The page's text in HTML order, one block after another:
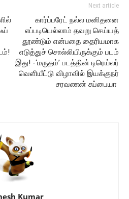
Next article
கார்ப்பரேட் நல்ல மனிதனை
எப்படியெல்லாம் தவறு செய்யத்
தூண்டும் என்பதை தைரியமாக
எடுத்துச் சொல்லியிருக்கும் படம்
இது! -‘மருதம்’ படத்தின் டிரெய்லர்
வெளியீட்டு விழாவில் இயக்குநர்
சரவணன் சுப்பையா
Kumar